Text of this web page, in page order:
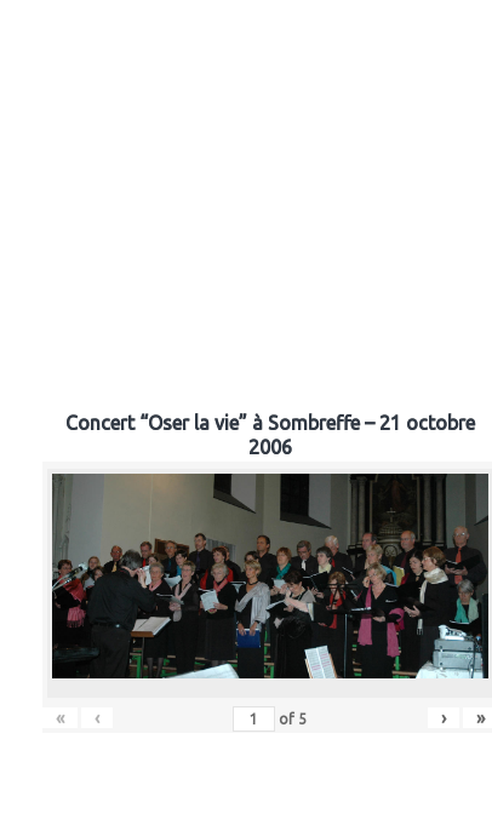
Concert “Oser la vie” à Sombreffe – 21 octobre
2006
« ‹ of 5 › »